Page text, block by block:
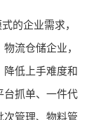
的企业需求，
流仓储企业，
降低上手难度和
台抓单、一件代
次管理、物料管